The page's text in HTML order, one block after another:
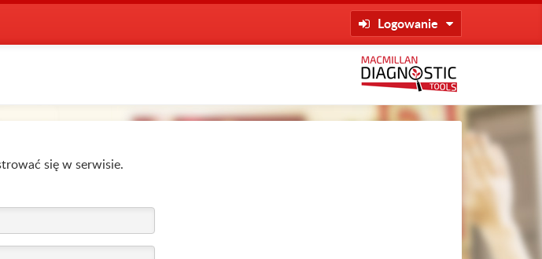
Logowanie
się w serwisie.